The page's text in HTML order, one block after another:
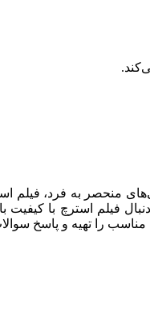
فیلم استرچ با
را تهیه و پاسخ